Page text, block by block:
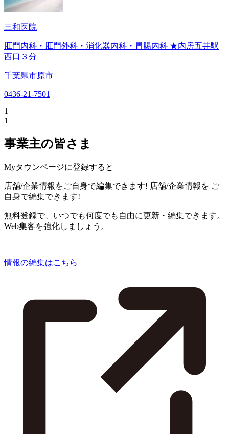
三和医院
肛門内科・肛門外科・消化器内科・胃腸内科 ★内房五井駅
西口３分
千葉県市原市
0436-21-7501
1
1
事業主の皆さま
Myタウンページに登録すると
店舗/企業情報をご自身で編集できます! 店舗/企業情報を ご
自身で編集できます!
無料登録で、いつでも何度でも自由に更新・編集できます。
Web集客を強化しましょう。
情報の編集はこちら